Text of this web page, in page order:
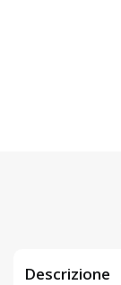
Descrizione